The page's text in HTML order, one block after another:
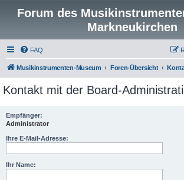
Forum des
Markneukirchen
FAQ
Musikinstrumenten-Museum Foren-Übersicht
Kontakt mit der Board-
Empfänger:
Administrator
Ihre E-Mail-Adresse:
Ihr Name: